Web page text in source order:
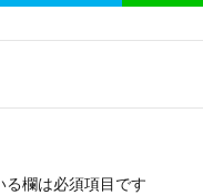
る欄は必須項目です